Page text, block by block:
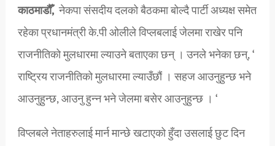
काठमाडौँ, नेकपा संसदीय दलको बैठकमा बोल्दै पार्टी अध्यक्ष समेत
रहेका प्रधानमंत्री के.पी ओलीले विप्लबलाई जेलमा राखेर पनि
राजनीतिको मुलधारमा ल्याउने बताएका छन् । उनले भनेका छन्, ‘
राष्ट्रिय राजनीतिको मुलधारमा ल्याउँछौं । सहज आउनुहुन्छ भने
आउनुहुन्छ, आउनु हुन्न भने जेलमा बसेर आउनुहुन्छ । ‘
विप्लबले नेताहरुलाई मार्न मान्छे खटाएको हुँदा उसलाई छुट दिन